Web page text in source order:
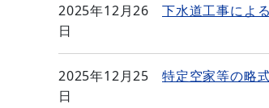
2025年12月26
日
下水道工事によ
2025年12月25
日
特定空家等の略